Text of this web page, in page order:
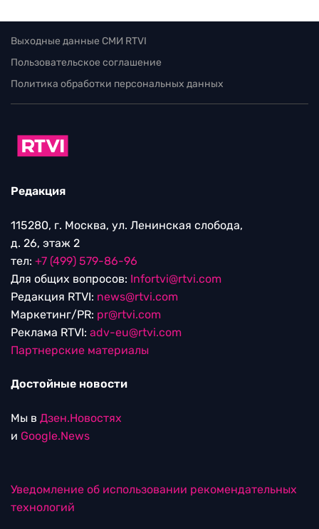
Выходные данные СМИ RTVI
Пользовательское соглашение
Политика обработки персональных данных
Редакция
115280, г. Москва, ул. Ленинская слобода,
д. 26, этаж 2
тел: +7 (499) 579-86-96
Для общих вопросов: Infortvi@rtvi.com
Редакция RTVI: news@rtvi.com
Маркетинг/PR: pr@rtvi.com
Реклама RTVI: adv-eu@rtvi.com
Партнерские материалы
Достойные новости
Мы в Дзен.Новостях
и Google.News
Уведомление об использовании рекомендательных
технологий